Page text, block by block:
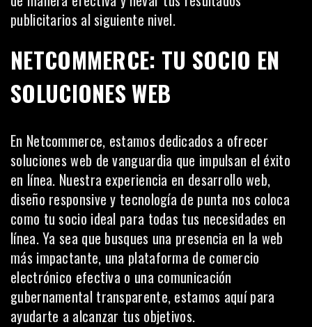
publicitarios al siguiente nivel.
NETCOMMERCE: TU SOCIO EN
SOLUCIONES WEB
En Netcommerce, estamos dedicados a ofrecer
soluciones web de vanguardia que impulsan el éxito
en línea. Nuestra experiencia en desarrollo web,
diseño responsive y tecnología de punta nos coloca
como tu socio ideal para todas tus necesidades en
línea. Ya sea que busques una presencia en la web
más impactante, una plataforma de comercio
electrónico efectiva o una comunicación
gubernamental transparente, estamos aquí para
ayudarte a alcanzar tus objetivos.